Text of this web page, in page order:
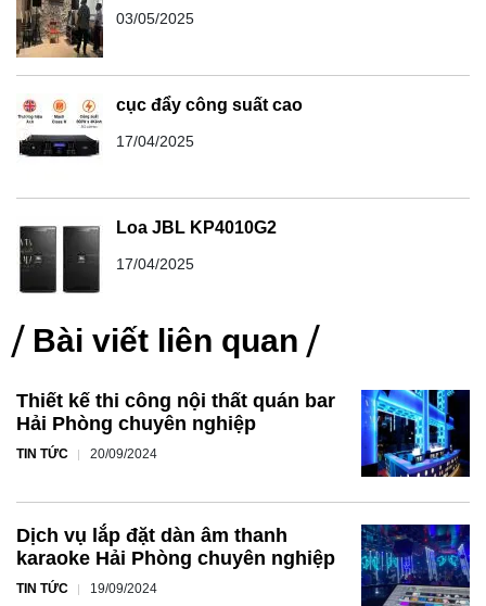
03/05/2025
cục đẩy công suất cao
17/04/2025
Loa JBL KP4010G2
17/04/2025
Bài viết liên quan
Thiết kế thi công nội thất quán bar
Hải Phòng chuyên nghiệp
TIN TỨC 20/09/2024
Dịch vụ lắp đặt dàn âm thanh
karaoke Hải Phòng chuyên nghiệp
TIN TỨC 19/09/2024